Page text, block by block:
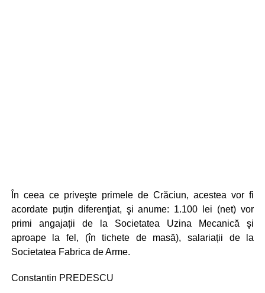
În ceea ce priveşte primele de Crăciun, acestea vor fi
acordate puțin diferenţiat, şi anume: 1.100 lei (net) vor
primi angajații de la Societatea Uzina Mecanică şi
aproape la fel, (în tichete de masă), salariații de la
Societatea Fabrica de Arme.
Constantin PREDESCU